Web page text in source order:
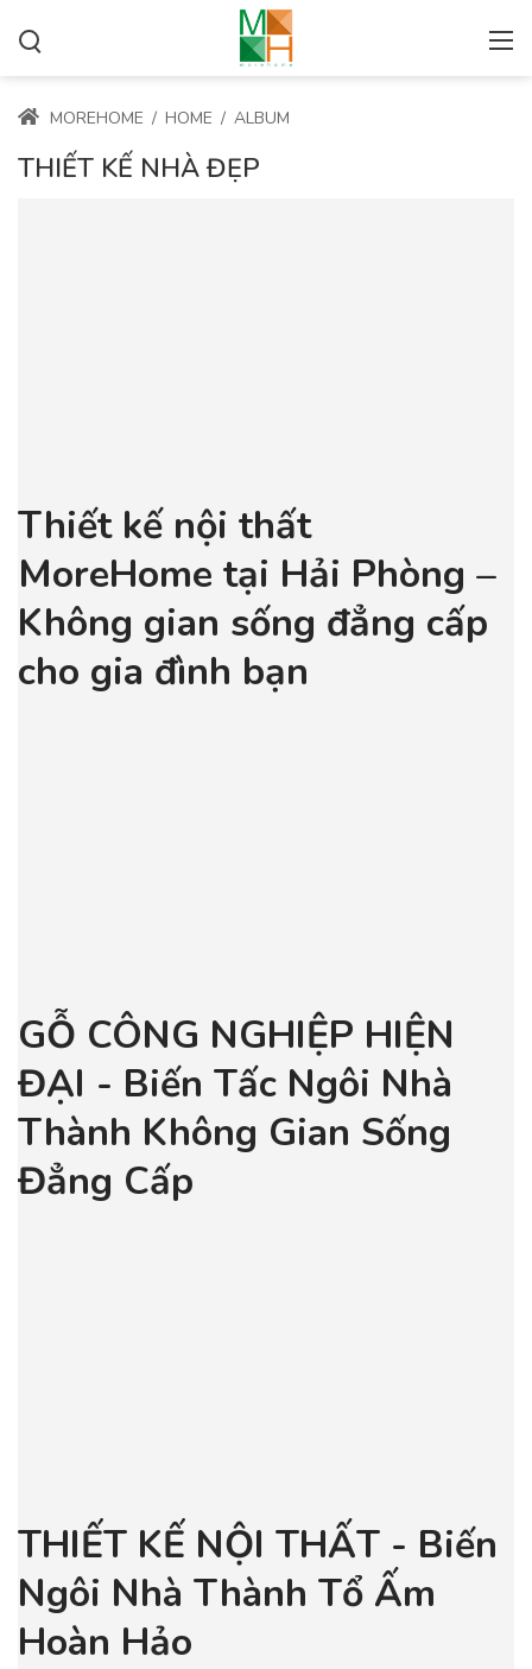
MOREHOME / HOME / ALBUM
THIẾT KẾ NHÀ ĐẸP
Thiết kế nội thất
MoreHome tại Hải Phòng –
Không gian sống đẳng cấp
cho gia đình bạn
GỖ CÔNG NGHIỆP HIỆN
ĐẠI - Biến Tấc Ngôi Nhà
Thành Không Gian Sống
Đẳng Cấp
THIẾT KẾ NỘI THẤT - Biến
Ngôi Nhà Thành Tổ Ấm
Hoàn Hảo